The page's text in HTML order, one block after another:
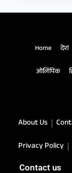
Home देश
ओलिंपिक
About Us
Privacy Policy
Contact us